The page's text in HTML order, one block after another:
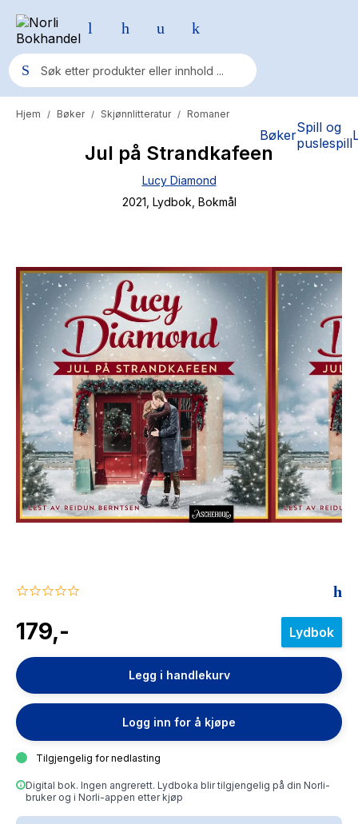
BøkerSpill og
puslespill
Populære søk
Fury Bound - Sable Sorensen
Elizabeth Strout
Hitster
Hypopressiv trening
The Housemaid
Hjem / Bøker / Skjønnlitteratur / Romaner
Jul på Strandkafeen
Lucy Diamond
2021 , Lydbok , Bokmål
0.0
rating
179,- Lydbok
Legg i handlekurv
Logg inn for å kjøpe
Tilgjengelig for nedlasting
Digital bok. Ingen angrerett. Lydboka blir tilgjengelig på din Norli-
bruker og i Norli-appen etter kjøp